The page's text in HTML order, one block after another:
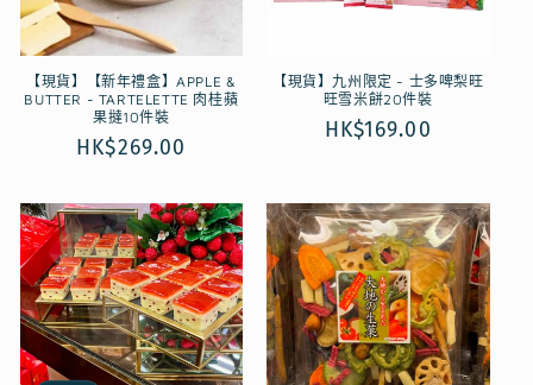
【現貨】【新年禮盒】APPLE &
BUTTER - TARTELETTE 肉桂蘋
果撻10件裝
定
HK$269.00
【現貨】九州限定 - 士多啤梨旺
旺雪米餅20件裝
定
HK$169.00